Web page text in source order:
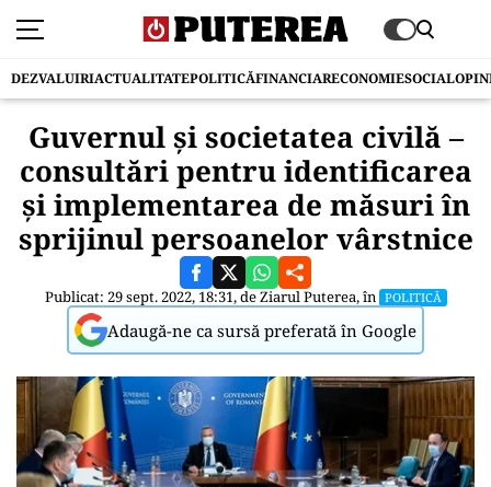
DEZVALUIRIACTUALITATEPOLITICĂFINANCIARECONOMIESOCIAL
Guvernul şi societatea civilă –
consultări pentru identificarea
şi implementarea de măsuri în
sprijinul persoanelor vârstnice
Publicat: 29 sept. 2022, 18:31, deZiarul Puterea, în POLITICĂ
Adaugă-ne ca sursă preferată în Google